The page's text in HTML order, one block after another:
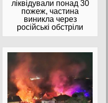
ліквідували понад 30
пожеж, частина
виникла через
російські обстріли